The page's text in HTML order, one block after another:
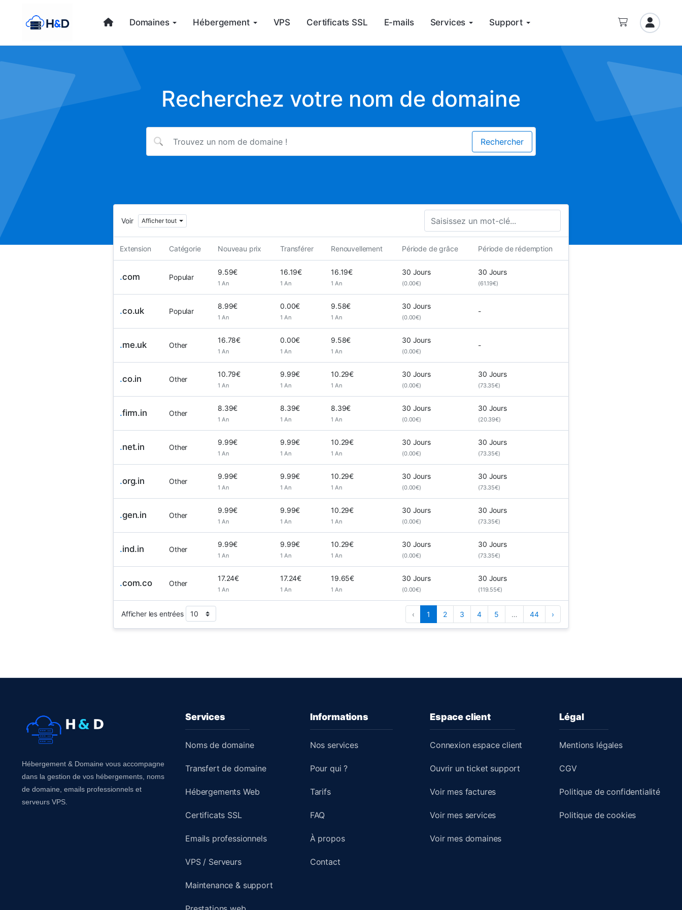
Domaines Hébergement VPS Certificats SSL E-mails Services Support
Recherchez votre nom de domaine
Voir Afficher tout
Extension Catégorie Nouveau prix Transférer Renouvellement Période de grâce Période de rédemption
.com Popular
9.59€
1 An
16.19€
1 An
16.19€
1 An
30 Jours
(0.00€)
30 Jours
(61.19€)
.co.uk Popular
8.99€
1 An
0.00€
1 An
9.58€
1 An
30 Jours
(0.00€)
-
.me.uk Other
16.78€
1 An
0.00€
1 An
9.58€
1 An
30 Jours
(0.00€)
-
.co.in Other
10.79€
1 An
9.99€
1 An
10.29€
1 An
30 Jours
(0.00€)
30 Jours
(73.35€)
.firm.in Other
8.39€
1 An
8.39€
1 An
8.39€
1 An
30 Jours
(0.00€)
30 Jours
(20.39€)
.net.in Other
9.99€
1 An
9.99€
1 An
10.29€
1 An
30 Jours
(0.00€)
30 Jours
(73.35€)
.org.in Other
9.99€
1 An
9.99€
1 An
10.29€
1 An
30 Jours
(0.00€)
30 Jours
(73.35€)
.gen.in Other
9.99€
1 An
9.99€
1 An
10.29€
1 An
30 Jours
(0.00€)
30 Jours
(73.35€)
.ind.in Other
9.99€
1 An
9.99€
1 An
10.29€
1 An
30 Jours
(0.00€)
30 Jours
(73.35€)
.com.co Other
17.24€
1 An
17.24€
1 An
19.65€
1 An
30 Jours
(0.00€)
30 Jours
(119.55€)
‹ 1 2 3 4 5 … 44 ›
Afficher les entrées
Services
Noms de domaine
Transfert de domaine
Hébergements Web
Certificats SSL
Emails professionnels
VPS / Serveurs
Maintenance & support
Informations
Nos services
Pour qui ?
Tarifs
FAQ
À propos
Contact
Espace client
Connexion espace client
Ouvrir un ticket support
Voir mes factures
Voir mes services
Voir mes domaines
Légal
Mentions légales
CGV
Politique de confidentialité
Politique de cookies
Hébergement & Domaine vous accompagne
dans la gestion de vos hébergements, noms
de domaine, emails professionnels et
serveurs VPS.